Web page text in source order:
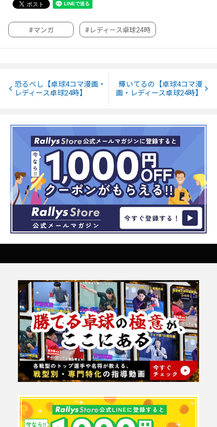
#マンガ #レディース卓球24時
恐るべし【卓球4コマ漫画・
レディース卓球24時】
輝いてるの【卓球4コマ漫
画・レディース卓球24時】